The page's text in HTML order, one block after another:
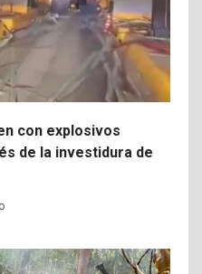
con explosivos
de la investidura de